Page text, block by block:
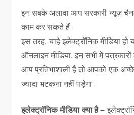
इन सबके अलावा आप सरकारी न्यूज़
काम कर सकते हैं।
इस तरह, चाहे इलेक्ट्रॉनिक मीडिया हो
ऑनलाइन मीडिया, इन सभी में
आप प्रतिभाशाली हैं तो आपको एक
ज्यादा भटकना नहीं पड़ेगा।
इलेक्ट्रॉनिक मीडिया क्या है –